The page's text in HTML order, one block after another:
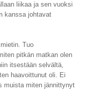
liikaa ja sen vuoksi
kanssa johtavat
Tuo
pitkän matkan olen
itsestään selvältä,
haavoittunut oli. Ei
muista miten jännittynyt